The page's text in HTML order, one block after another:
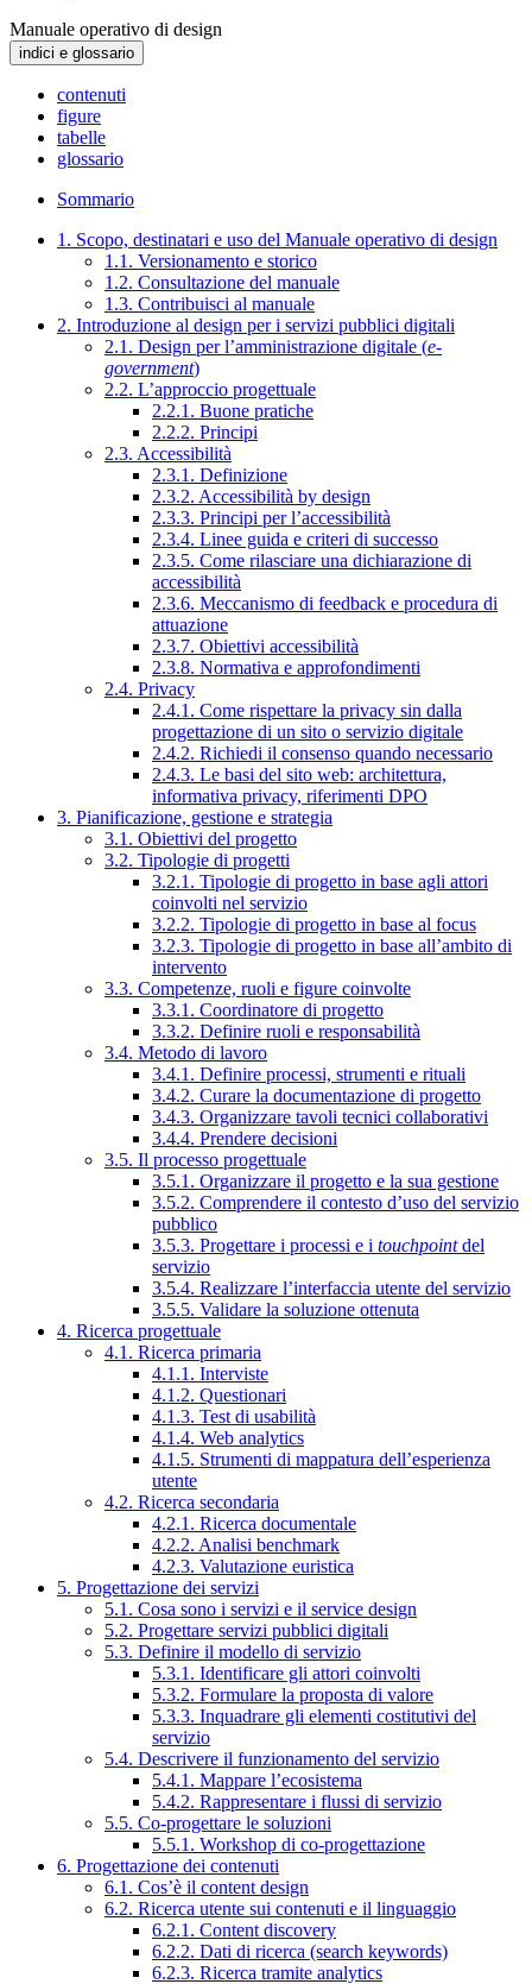
Manuale operativo di design
indici e glossario
contenuti
figure
tabelle
glossario
Sommario
1. Scopo, destinatari e uso del Manuale operativo di design
1.1. Versionamento e storico
1.2. Consultazione del manuale
1.3. Contribuisci al manuale
2. Introduzione al design per i servizi pubblici digitali
2.1. Design per l’amministrazione digitale (e-
government)
2.2. L’approccio progettuale
2.2.1. Buone pratiche
2.2.2. Principi
2.3. Accessibilità
2.3.1. Definizione
2.3.2. Accessibilità by design
2.3.3. Principi per l’accessibilità
2.3.4. Linee guida e criteri di successo
2.3.5. Come rilasciare una dichiarazione di
accessibilità
2.3.6. Meccanismo di feedback e procedura di
attuazione
2.3.7. Obiettivi accessibilità
2.3.8. Normativa e approfondimenti
2.4. Privacy
2.4.1. Come rispettare la privacy sin dalla
progettazione di un sito o servizio digitale
2.4.2. Richiedi il consenso quando necessario
2.4.3. Le basi del sito web: architettura,
informativa privacy, riferimenti DPO
3. Pianificazione, gestione e strategia
3.1. Obiettivi del progetto
3.2. Tipologie di progetti
3.2.1. Tipologie di progetto in base agli attori
coinvolti nel servizio
3.2.2. Tipologie di progetto in base al focus
3.2.3. Tipologie di progetto in base all’ambito di
intervento
3.3. Competenze, ruoli e figure coinvolte
3.3.1. Coordinatore di progetto
3.3.2. Definire ruoli e responsabilità
3.4. Metodo di lavoro
3.4.1. Definire processi, strumenti e rituali
3.4.2. Curare la documentazione di progetto
3.4.3. Organizzare tavoli tecnici collaborativi
3.4.4. Prendere decisioni
3.5. Il processo progettuale
3.5.1. Organizzare il progetto e la sua gestione
3.5.2. Comprendere il contesto d’uso del servizio
pubblico
3.5.3. Progettare i processi e i touchpointdel
servizio
3.5.4. Realizzare l’interfaccia utente del servizio
3.5.5. Validare la soluzione ottenuta
4. Ricerca progettuale
4.1. Ricerca primaria
4.1.1. Interviste
4.1.2. Questionari
4.1.3. Test di usabilità
4.1.4. Web analytics
4.1.5. Strumenti di mappatura dell’esperienza
utente
4.2. Ricerca secondaria
4.2.1. Ricerca documentale
4.2.2. Analisi benchmark
4.2.3. Valutazione euristica
5. Progettazione dei servizi
5.1. Cosa sono i servizi e il service design
5.2. Progettare servizi pubblici digitali
5.3. Definire il modello di servizio
5.3.1. Identificare gli attori coinvolti
5.3.2. Formulare la proposta di valore
5.3.3. Inquadrare gli elementi costitutivi del
servizio
5.4. Descrivere il funzionamento del servizio
5.4.1. Mappare l’ecosistema
5.4.2. Rappresentare i flussi di servizio
5.5. Co-progettare le soluzioni
5.5.1. Workshop di co-progettazione
6. Progettazione dei contenuti
6.1. Cos’è il content design
6.2. Ricerca utente sui contenuti e il linguaggio
6.2.1. Content discovery
6.2.2. Dati di ricerca (search keywords)
6.2.3. Ricerca tramite analytics